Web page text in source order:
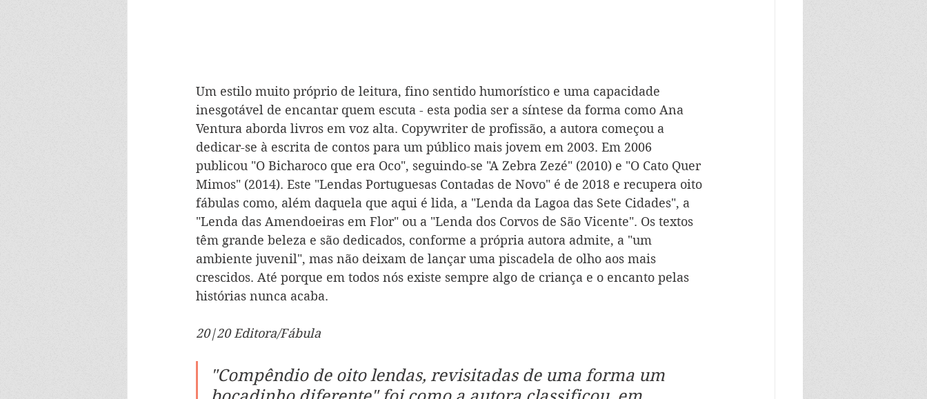
Um estilo muito próprio de leitura, fino sentido humorístico e uma capacidade
inesgotável de encantar quem escuta - esta podia ser a síntese da forma como Ana
Ventura aborda livros em voz alta. Copywriter de profissão, a autora começou a
dedicar-se à escrita de contos para um público mais jovem em 2003. Em 2006
publicou "O Bicharoco que era Oco", seguindo-se "A Zebra Zezé" (2010) e "O Cato Quer
Mimos" (2014). Este "Lendas Portuguesas Contadas de Novo" é de 2018 e recupera oito
fábulas como, além daquela que aqui é lida, a "Lenda da Lagoa das Sete Cidades", a
"Lenda das Amendoeiras em Flor" ou a "Lenda dos Corvos de São Vicente". Os textos
têm grande beleza e são dedicados, conforme a própria autora admite, a "um
ambiente juvenil", mas não deixam de lançar uma piscadela de olho aos mais
crescidos. Até porque em todos nós existe sempre algo de criança e o encanto pelas
histórias nunca acaba.
20|20 Editora/Fábula
"Compêndio de oito lendas, revisitadas de uma forma um